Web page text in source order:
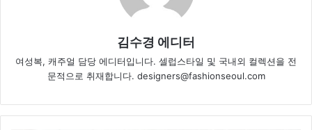
김수경 에디터
여성복, 캐주얼 담당 에디터입니다. 셀럽스타일 및 국내외 컬렉션을 전
문적으로 취재합니다. designers@fashionseoul.com